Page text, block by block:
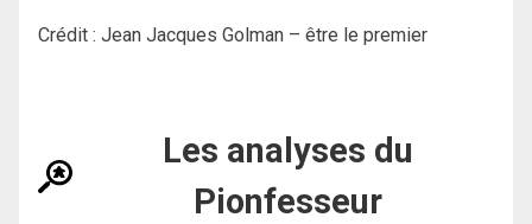
Crédit : Jean Jacques Golman – être le premier
Les analyses du
Pionfesseur